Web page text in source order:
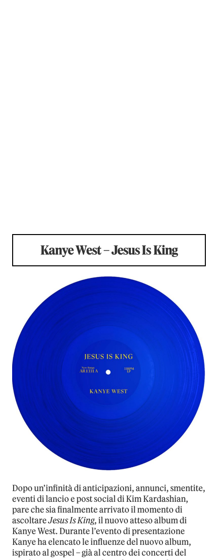
Kanye West – Jesus Is King
Dopo un’infinità di anticipazioni, annunci, smentite,
eventi di lancio e post social di Kim Kardashian,
pare che sia finalmente arrivato il momento di
ascoltareJesus Is King, il nuovo atteso album di
Kanye West. Durante l’evento di presentazione
Kanye ha elencato le influenze del nuovo album,
ispirato al gospel – già al centro dei concerti del